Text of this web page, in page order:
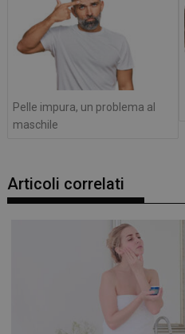
Pelle impura, un problema al
maschile
Articoli correlati